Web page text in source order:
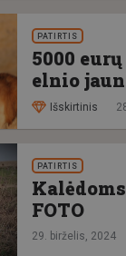
PATIRTIS
5000
elnio
Išskirtinis
PATIRTIS
FOTO
29. birželis, 2024